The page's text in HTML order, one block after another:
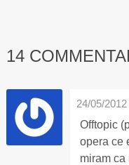
14
24/05/2012
Offtopic
opera ce
miram